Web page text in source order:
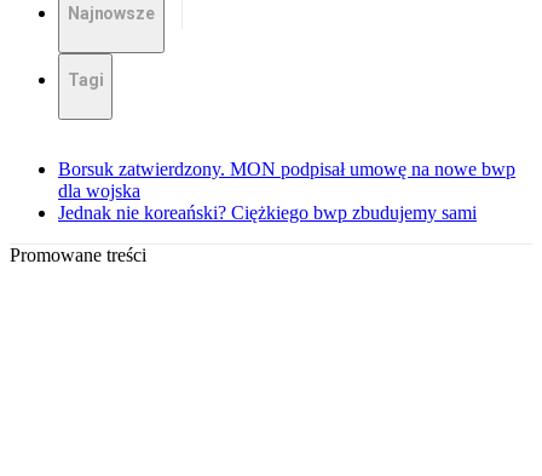
Najnowsze
Tagi
Borsuk zatwierdzony. MON podpisał umowę na nowe bwp
dla wojska
Jednak nie koreański? Ciężkiego bwp zbudujemy sami
Promowane treści